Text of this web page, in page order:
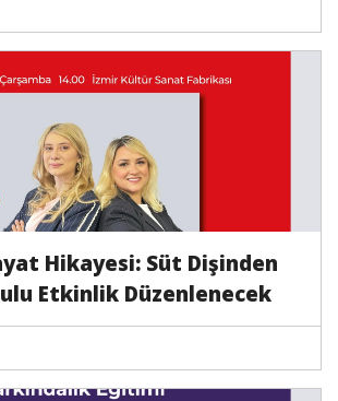
Hikayesi: Süt Dişinden
Etkinlik Düzenlenecek